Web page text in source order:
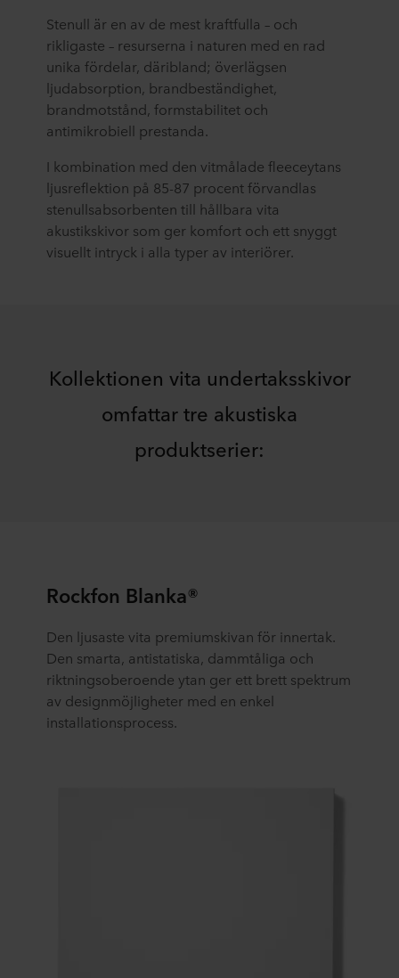
Stenull är en av de mest kraftfulla – och
rikligaste – resurserna i naturen med en rad
unika fördelar, däribland; överlägsen
ljudabsorption, brandbeständighet,
brandmotstånd, formstabilitet och
antimikrobiell prestanda.
I kombination med den vitmålade fleeceytans
ljusreflektion på 85-87 procent förvandlas
stenullsabsorbenten till hållbara vita
akustikskivor som ger komfort och ett snyggt
visuellt intryck i alla typer av interiörer.
Kollektionen vita undertaksskivor
omfattar tre akustiska
produktserier:
Rockfon Blanka®
Den ljusaste vita premiumskivan för innertak.
Den smarta, antistatiska, dammtåliga och
riktningsoberoende ytan ger ett brett spektrum
av designmöjligheter med en enkel
installationsprocess.